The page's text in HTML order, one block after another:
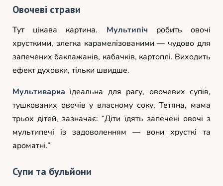
Овочеві страви
Тут цікава картина. Мультипіч робить овочі
хрусткими, злегка карамелізованими — чудово для
запечених баклажанів, кабачків, картоплі. Виходить
ефект духовки, тільки швидше.
Мультиварка ідеальна для рагу, овочевих супів,
тушкованих овочів у власному соку. Тетяна, мама
трьох дітей, зазначає: “Діти їдять запечені овочі з
мультипечі із задоволенням — вони хрусткі та
ароматні.”
Супи та бульйони